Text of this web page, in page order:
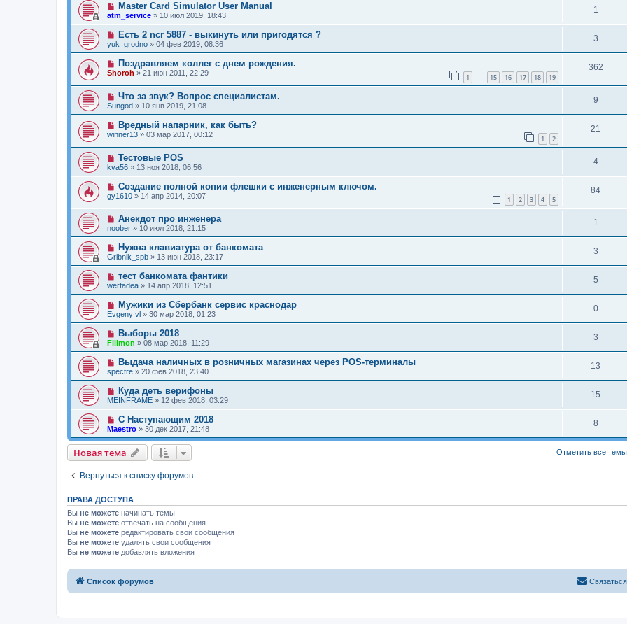
Master Card Simulator User Manual
atm_service » 10 июл 2019, 18:43
1
Есть 2 ncr 5887 - выкинуть или пригодятся ?
yuk_grodno » 04 фев 2019, 08:36
3
Поздравляем коллег с днем рождения.
Shoroh » 21 июн 2011, 22:29 1 15 16 17 18 19
362
Что за звук? Вопрос специалистам.
Sungod » 10 янв 2019, 21:08
9
Вредный напарник, как быть?
winner13 » 03 мар 2017, 00:12 1 2
21
Тестовые POS
kva56 » 13 ноя 2018, 06:56
4
Создание полной копии флешки с инженерным ключом.
gy1610 » 14 апр 2014, 20:07 1 2 3 4 5
84
Анекдот про инженера
noober » 10 июл 2018, 21:15
1
Нужна клавиатура от банкомата
Gribnik_spb » 13 июн 2018, 23:17
3
тест банкомата фантики
wertadea » 14 апр 2018, 12:51
5
Мужики из Сбербанк сервис краснодар
Evgeny vl » 30 мар 2018, 01:23
0
Выборы 2018
Filimon » 08 мар 2018, 11:29
3
Выдача наличных в розничных магазинах через POS-терминалы
spectre » 20 фев 2018, 23:40
13
Куда деть верифоны
MEINFRAME » 12 фев 2018, 03:29
15
С Наступающим 2018
Maestro » 30 дек 2017, 21:48
8
Новая тема
Новаятема Отметить все
Вернуться к списку форумов
ПРАВА ДОСТУПА
Вы не можете начинать темы
Вы не можете отвечать на сообщения
Вы не можете редактировать свои сообщения
Вы не можете удалять свои сообщения
Вы не можете добавлять вложения
Список форумов
Связаться с
Связаться